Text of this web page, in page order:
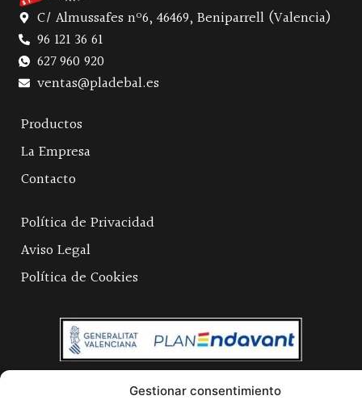
Gestionar consentimiento
C/ Almussafes nº6, 46469, Beniparrell (Valencia)
96 121 36 61
627 960 920
ventas@pladebal.es
Productos
La Empresa
Contacto
Política de Privacidad
Aviso Legal
Política de Cookies